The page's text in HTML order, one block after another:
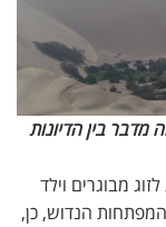
מדבר בין הדיונות
מבוגרים וילד
הנדוש, כן,